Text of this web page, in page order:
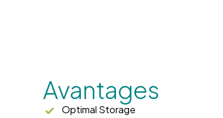
Avantages
Optimal Storage